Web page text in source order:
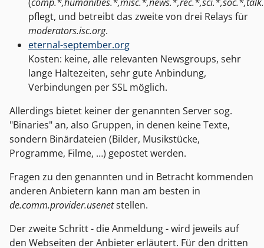
pflegt, und betreibt das zweite von drei Relays für
moderators.isc.org.
eternal-september.org
Kosten: keine, alle relevanten Newsgroups, sehr
lange Haltezeiten, sehr gute Anbindung,
Verbindungen per SSL möglich.
Allerdings bietet keiner der genannten Server sog.
"Binaries" an, also Gruppen, in denen keine Texte,
sondern Binärdateien (Bilder, Musikstücke,
Programme, Filme, …) gepostet werden.
Fragen zu den genannten und in Betracht kommenden
anderen Anbietern kann man am besten in
de.comm.provider.usenetstellen.
Der zweite Schritt - die Anmeldung - wird jeweils auf
den Webseiten der Anbieter erläutert. Für den dritten